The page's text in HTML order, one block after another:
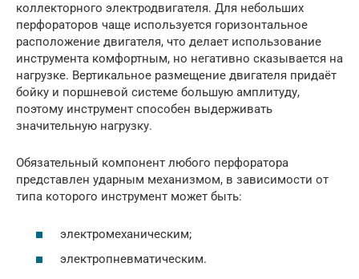
коллекторного электродвигателя. Для небольших
перфораторов чаще используется горизонтальное
расположение двигателя, что делает использование
инструмента комфортным, но негативно сказывается на
нагрузке. Вертикальное размещение двигателя придаёт
бойку и поршневой системе большую амплитуду,
поэтому инструмент способен выдерживать
значительную нагрузку.
Обязательный компонент любого перфоратора
представлен ударным механизмом, в зависимости от
типа которого инструмент может быть:
электромеханическим;
электропневматическим.